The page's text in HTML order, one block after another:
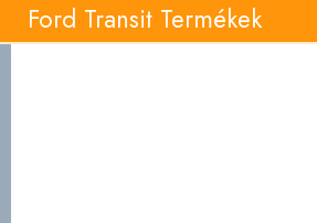
Ford Transit Termékek